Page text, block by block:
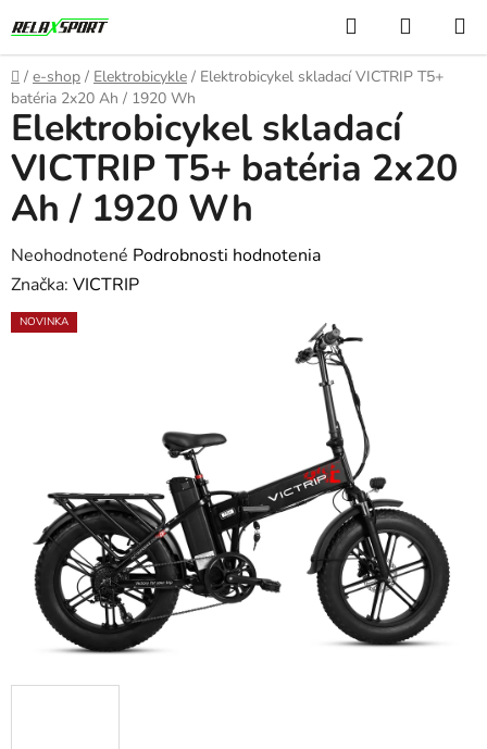
na
obsah
Hľadať
KOŠÍK
Domov
/ e-shop / Elektrobicykle / Elektrobicykel skladací VICTRIP T5+
batéria 2x20 Ah / 1920 Wh
Elektrobicykel skladací
VICTRIP T5+ batéria 2x20
Ah / 1920 Wh
Priemerné
hodnotenie
produktu
Neohodnotené Podrobnosti hodnotenia
Značka: VICTRIP
NOVINKA